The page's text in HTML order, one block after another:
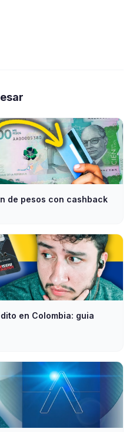
de pesos con cashback
en Colombia: guia